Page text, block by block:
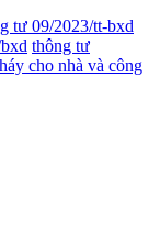
tư 09/2023/tt-bxd
thông tư
cho nhà và công